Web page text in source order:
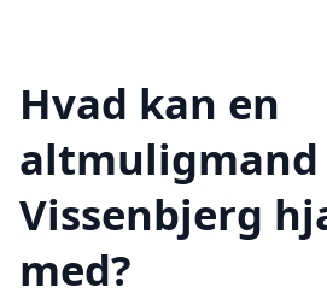
Hvad kan en
altmuligmand
Vissenbjerg
med?